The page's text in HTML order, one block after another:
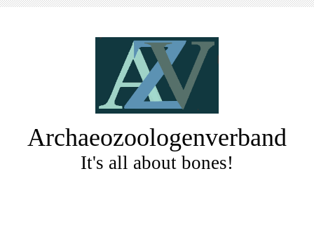
Archaeozoologenverband
It's all about bones!